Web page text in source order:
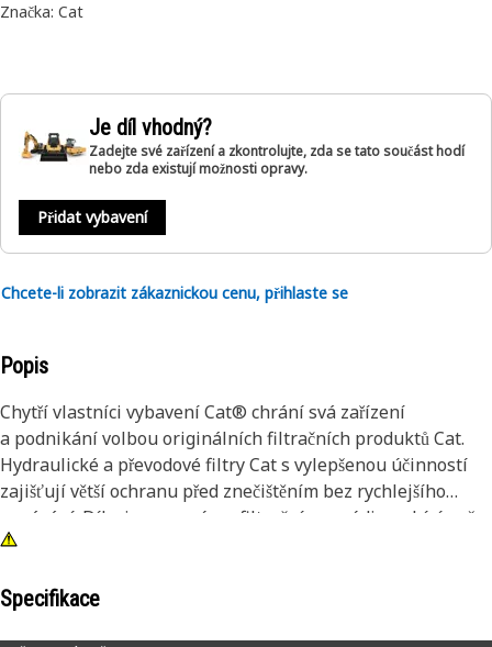
Značka: Cat
Je díl vhodný?
Zadejte své zařízení a zkontrolujte, zda se tato součást hodí
nebo zda existují možnosti opravy.
Přidat vybavení
Chcete-li zobrazit zákaznickou cenu, přihlaste se
Popis
Chytří vlastníci vybavení Cat® chrání svá zařízení
a podnikání volbou originálních filtračních produktů Cat.
Hydraulické a převodové filtry Cat s vylepšenou účinností
zajišťují větší ochranu před znečištěním bez rychlejšího
ucpávání. Díky inovovanému filtračnímu médiu nabízí naše
filtry vyšší účinnost, vylepšenou kapacitu a nižší pokles
akrylovými obrubami, které zamezují stahování a udržují
Specifikace